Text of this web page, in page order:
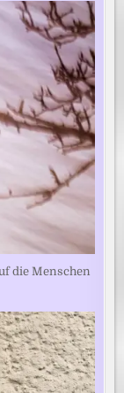
die Menschen